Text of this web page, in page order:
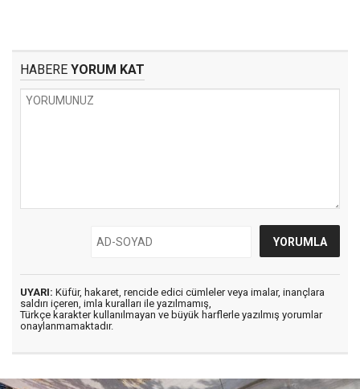
HABERE YORUM KAT
UYARI: Küfür, hakaret, rencide edici cümleler veya imalar, inançlara
saldırı içeren, imla kuralları ile yazılmamış,
Türkçe karakter kullanılmayan ve büyük harflerle yazılmış yorumlar
onaylanmamaktadır.